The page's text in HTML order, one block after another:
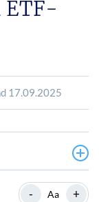
ETF-
17.09.2025
- Aa +